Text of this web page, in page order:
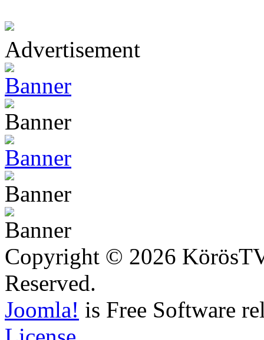
Advertisement
Copyright © 2026
Reserved.
Joomla! is Free Software